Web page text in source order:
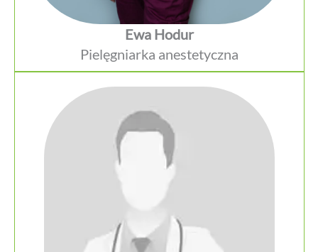
Ewa Hodur
Pielęgniarka anestetyczna